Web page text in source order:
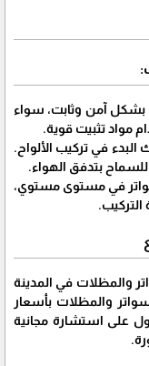
بشكل آمن وثابت، سواء
مواد تثبيت قوية.
البدء في تركيب الألواح.
بتدفق الهواء.
في مستوى مستوي،
والمظلات في المدينة
والمظلات بأسعار
على استشارة مجانية